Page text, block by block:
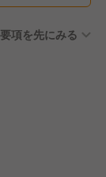
項を先にみる